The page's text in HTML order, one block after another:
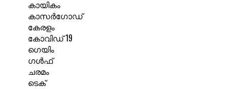
കായികം
കാസർഗോഡ്
കേരളം
കോവിഡ് 19
ഗെയിം
ഗൾഫ്
ചരമം
ടെക്